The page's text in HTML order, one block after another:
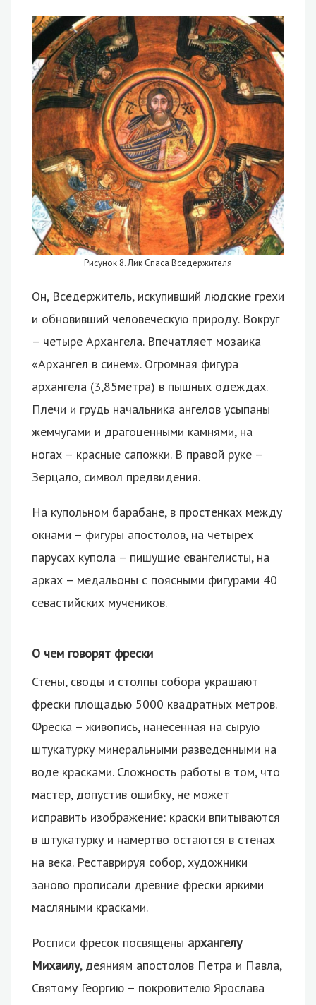
Рисунок 8. Лик Спаса Вседержителя
Он, Вседержитель, искупивший людские грехи
и обновивший человеческую природу. Вокруг
– четыре Архангела. Впечатляет мозаика
«Архангел в синем». Огромная фигура
архангела (3,85метра) в пышных одеждах.
Плечи и грудь начальника ангелов усыпаны
жемчугами и драгоценными камнями, на
ногах – красные сапожки. В правой руке –
Зерцало, символ предвидения.
На купольном барабане, в простенках между
окнами – фигуры апостолов, на четырех
парусах купола – пишущие евангелисты, на
арках – медальоны с поясными фигурами 40
севастийских мучеников.
О чем говорят фрески
Стены, своды и столпы собора украшают
фрески площадью 5000 квадратных метров.
Фреска – живопись, нанесенная на сырую
штукатурку минеральными разведенными на
воде красками. Сложность работы в том, что
мастер, допустив ошибку, не может
исправить изображение: краски впитываются
в штукатурку и намертво остаются в стенах
на века. Реставрируя собор, художники
заново прописали древние фрески яркими
масляными красками.
Росписи фресок посвящены архангелу
Михаилу, деяниям апостолов Петра и Павла,
Святому Георгию – покровителю Ярослава